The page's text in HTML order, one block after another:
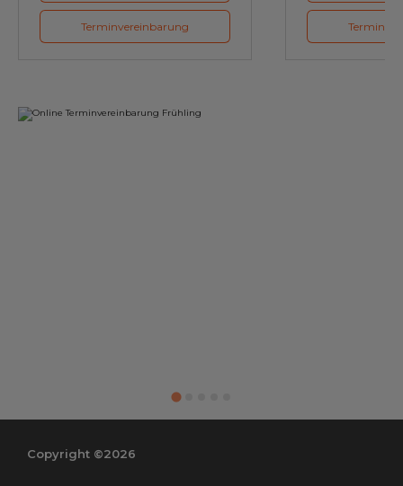
Terminvereinbarung
Copyright ©2026